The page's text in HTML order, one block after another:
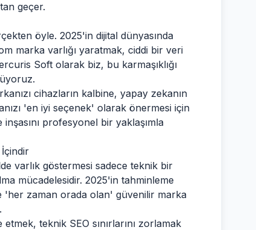
geçer.
öyle. 2025'in dijital dünyasında
marka varlığı yaratmak, ciddi bir veri
Soft olarak biz, bu karmaşıklığı
cihazların kalbine, yapay zekanın
'en iyi seçenek' olarak önermesi için
profesyonel bir yaklaşımla
varlık göstermesi sadece teknik bir
mücadelesidir. 2025'in tahminleme
'her zaman orada olan' güvenilir marka
teknik SEO sınırlarını zorlamak